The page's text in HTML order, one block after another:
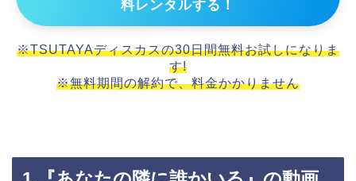
料レンタルする！
※TSUTAYAディスカスの30日間無料お試しになりま
す!
※無料期間の解約で、料金かかりません